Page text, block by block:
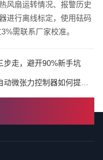
风扇运转情况、报警历史
进行离线标定，使用砝码
需联系厂家校准。
步走，避开90%新手坑
力控制器如何提升生产良率